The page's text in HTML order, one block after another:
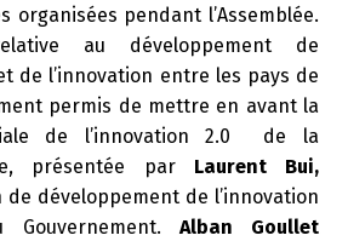
organisées pendant l’Assemblée.
au développement de
de l’innovation entre les pays de
permis de mettre en avant la
de l’innovation 2.0 de la
présentée par Laurent Bui,
de développement de l’innovation
Gouvernement. Alban Goullet